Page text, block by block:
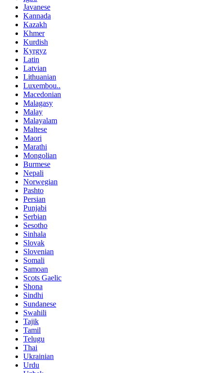
Javanese
Kannada
Kazakh
Khmer
Kurdish
Kyrgyz
Latin
Latvian
Lithuanian
Luxembou..
Macedonian
Malagasy
Malay
Malayalam
Maltese
Maori
Marathi
Mongolian
Burmese
Nepali
Norwegian
Pashto
Persian
Punjabi
Serbian
Sesotho
Sinhala
Slovak
Slovenian
Somali
Samoan
Scots Gaelic
Shona
Sindhi
Sundanese
Swahili
Tajik
Tamil
Telugu
Thai
Ukrainian
Urdu